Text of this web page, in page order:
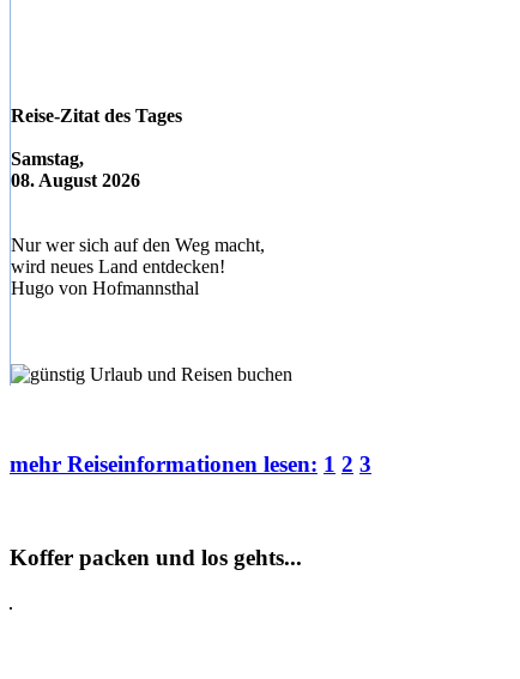
Reise-Zitat des Tages
Samstag,
08. August 2026
Nur wer sich auf den Weg macht,
wird neues Land entdecken!
Hugo von Hofmannsthal
mehr Reiseinformationen lesen: 1 2 3
Koffer packen und los gehts...